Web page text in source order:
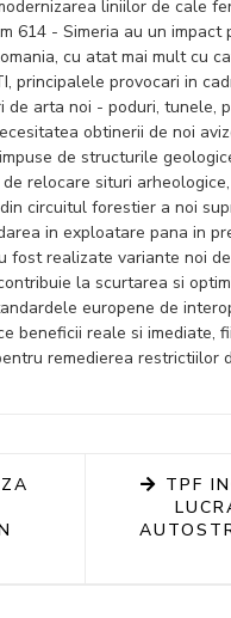
liniilor de cale
614 - Simeria au un
cu atat mai mult cu
principalele provocari in
arta noi - poduri, tunele,
obtinerii de noi
de structurile
relocare situri
circuitul forestier a noi
in exploatare pana in
fost realizate variante noi
la scurtarea si
europene de
beneficii reale si imediate,
remedierea restrictiilor
TPF